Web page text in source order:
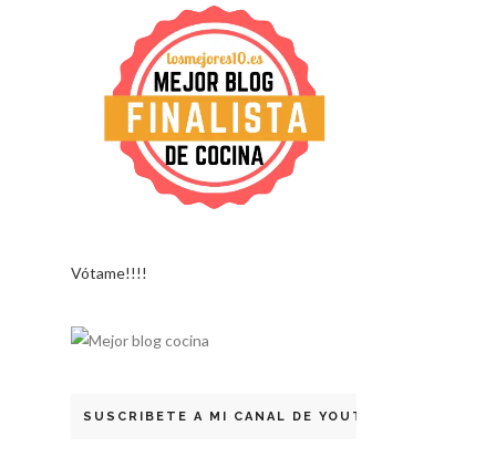
Vótame!!!!
SUSCRIBETE A MI CANAL DE YOUTUBE